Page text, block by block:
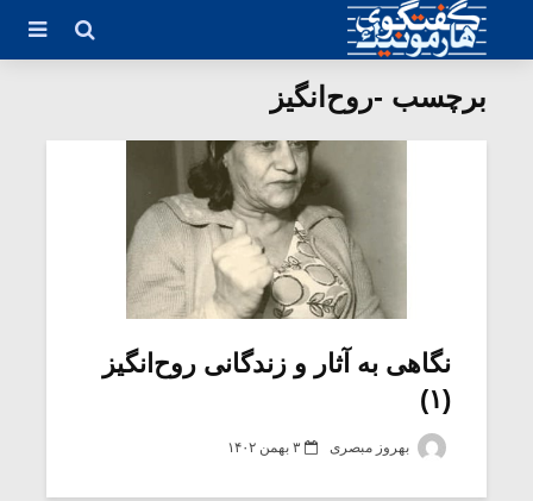
برچسب -روح‌انگیز
نگاهی به آثار و زندگانی روح‌انگیز
(۱)
بهروز مبصری ۳ بهمن ۱۴۰۲